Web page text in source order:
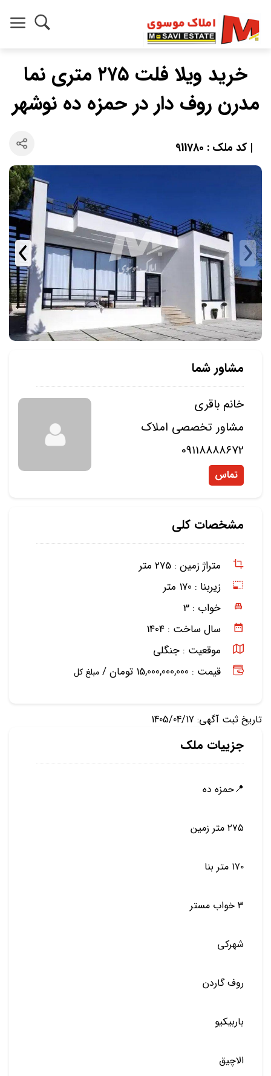
خريد ويلا فلت ٢٧٥ متري نما
مدرن روف دار در حمزه ده نوشهر
| کد ملک : 911780
مشاور شما
خانم باقری
مشاور تخصصی املاک
09118888672
تماس
مشخصات کلی
متراژ زمین : 275 متر
زیربنا : 170 متر
خواب : 3
سال ساخت : 1404
موقعیت : جنگلی
قیمت : 15,000,000,000 تومان /
مبلغ کل
تاریخ ثبت آگهی: 1405/04/17
جزییات ملک
📍حمزه ده
٢٧٥ متر زمين
١٧٠ متر بنا
٣ خواب مستر
شهركي
روف گاردن
باربيكيو
الاچيق